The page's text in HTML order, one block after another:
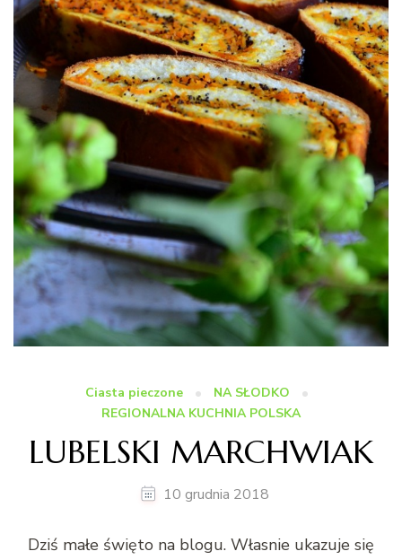
Ciasta pieczone
NA SŁODKO
REGIONALNA KUCHNIA POLSKA
LUBELSKI MARCHWIAK
10 grudnia 2018
Dziś małe święto na blogu. Własnie ukazuje się